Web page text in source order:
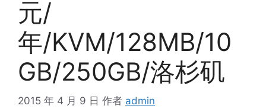
元/
年/KVM/128MB/10
GB/250GB/洛杉矶
2015 年 4 月 9 日 作者 admin